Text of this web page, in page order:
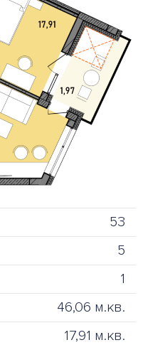
53
5
1
46,06 м.кв.
17,91 м.кв.